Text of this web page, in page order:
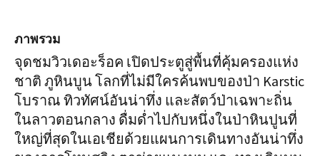
ภาพรวม
จุดชมวิวเดอะร็อค เปิดประตูสู่พื้นที่คุ้มครองแห่ง
ชาติ ภูหินบูน โลกที่ไม่มีใครค้นพบของป่า Karstic
โบราณ ทิวทัศน์อันน่าทึ่ง และสัตว์ป่าเฉพาะถิ่น
ในลาวตอนกลาง ดื่มด่ำไปกับหนึ่งในป่าหินปูนที่
ใหญ่ที่สุดในเอเชียด้วยแผนการเดินทางอันน่าทึ่ง